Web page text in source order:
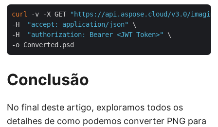
curl -v -X GET
"https://api.aspose.cloud/v3.0/
-H
"accept: application/json"
\
-H
"authorization: Bearer <JWT Token>"
\
Conclusão
No final deste artigo, exploramos todos os
detalhes de como podemos converter PNG para